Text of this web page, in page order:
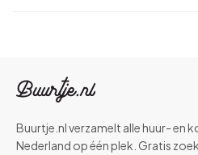
Buurtje.nl verzamelt alle huur- en
Nederland op één plek. Gratis